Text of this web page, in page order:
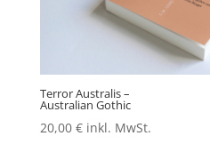
Terror Australis –
Australian Gothic
20,00 € inkl. MwSt.